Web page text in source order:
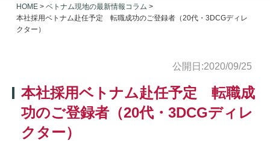
HOME > ベトナム現地の最新情報コラム >
本社採用ベトナム赴任予定 転職成功のご登録者（20代・3DCGディレ
クター）
公開日:2020/09/25
本社採用ベトナム赴任予定 転職成
功のご登録者（20代・3DCGディレ
クター）